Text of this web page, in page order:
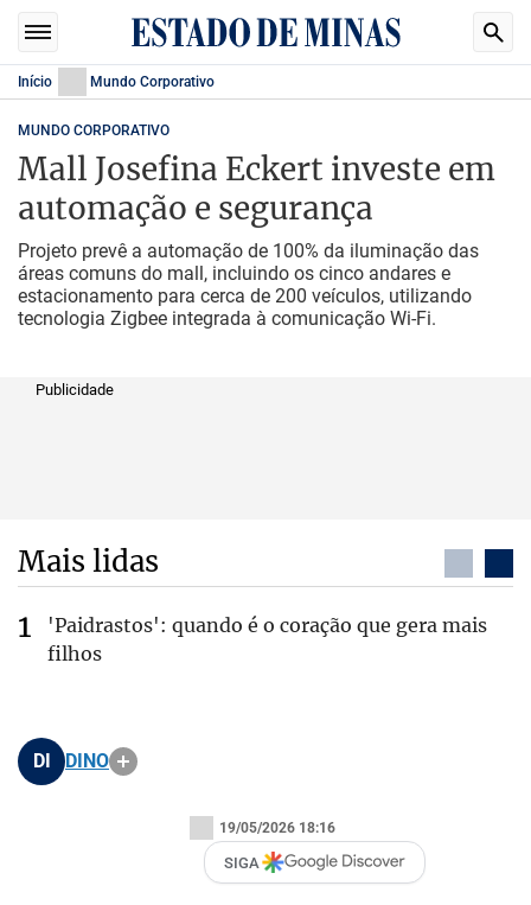
Início Mundo Corporativo
MUNDO CORPORATIVO
Mall Josefina Eckert investe em
automação e segurança
Projeto prevê a automação de 100% da iluminação das
áreas comuns do mall, incluindo os cinco andares e
estacionamento para cerca de 200 veículos, utilizando
tecnologia Zigbee integrada à comunicação Wi-Fi.
Publicidade
Mais lidas
'Paidrastos': quando é o coração que gera mais
filhos
DI DINO
19/05/2026 18:16
SIGA